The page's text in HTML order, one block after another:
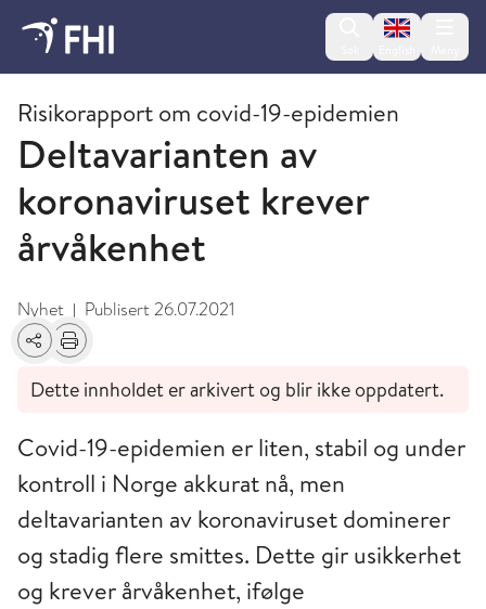
Change
Juli
Risikorapport om covid-19-epidemien
Deltavarianten av
koronaviruset krever
årvåkenhet
Nyhet | Publisert26.07.2021
Del Skriv ut
Dette innholdet er arkivert og blir ikke oppdatert.
Covid-19-epidemien er liten, stabil og under
kontroll i Norge akkurat nå, men
deltavarianten av koronaviruset dominerer
og stadig flere smittes. Dette gir usikkerhet
og krever årvåkenhet, ifølge